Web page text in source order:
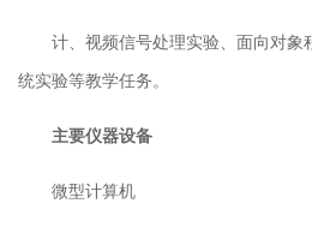
计、视频信号处理实验、面向对象
统实验等教学任务。
主要仪器设备
微型计算机